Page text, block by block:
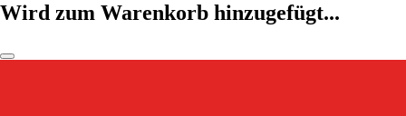
Wird zum Warenkorb hinzugefügt...